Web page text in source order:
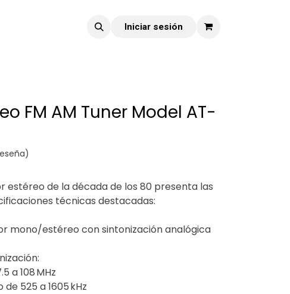
Iniciar sesión
FM AM Tuner Model AT-
estéreo de la década de los 80 presenta las
técnicas destacadas:
mono/estéreo con sintonización analógica
a 108 MHz
525 a 1605 kHz